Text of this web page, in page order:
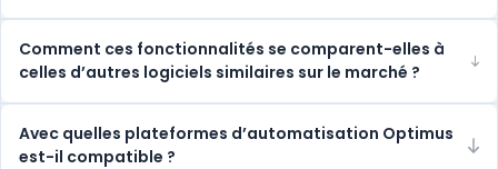
Comment ces fonctionnalités se comparent-elles à
celles d’autres logiciels similaires sur le marché ?
Avec quelles plateformes d’automatisation Optimus
est-il compatible ?